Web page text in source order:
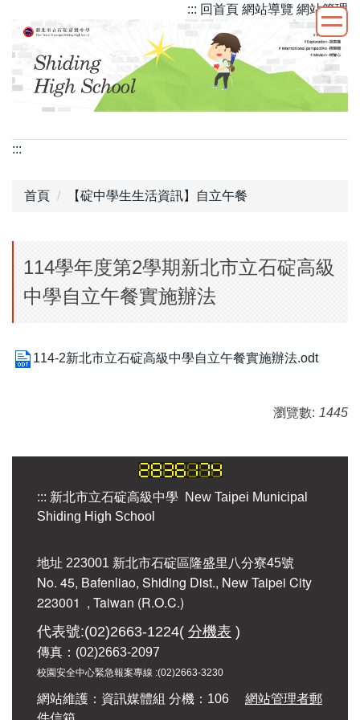
主
內
::: 回首頁 網站導覽 網站管理
:::
首頁 【碇中學生生活資訊】自立午餐
114學年度第2學期新北市立石碇高級
中學自立午餐實施辦法
114-2新北市立石碇高級中學自立午餐實施辦法.odt
瀏覽數: 1445
::: 新北市立石碇高級中學 New Taipei Municipal
Shiding High School
地址 223001 新北市石碇區隆盛里八分寮45號
No. 45, Bafenliao, Shiding Dist., New Taipei City
223001 , Taiwan (R.O.C.)
代表號:(02)2663-1224( 分機表 )
傳真：(02)2663-2097
校園安全中心緊急報案專線 :(02)2663-3230
網站維護：資訊媒體組 分機：106 網站管理者郵